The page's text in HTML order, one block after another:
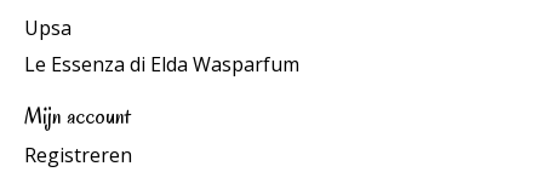
Upsa
Le Essenza di Elda Wasparfum
Mijn account
Registreren